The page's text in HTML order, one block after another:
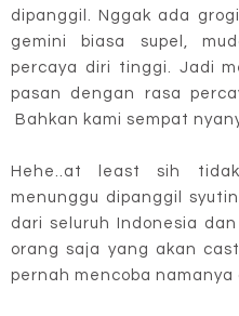
dipanggil. Nggak ada
gemini biasa supel,
percaya diri tinggi. Jadi
pasan dengan rasa
Bahkan kami sempat
Hehe..at least sih tidak
menunggu dipanggil
dari seluruh Indonesia
orang saja yang akan
pernah mencoba namanya